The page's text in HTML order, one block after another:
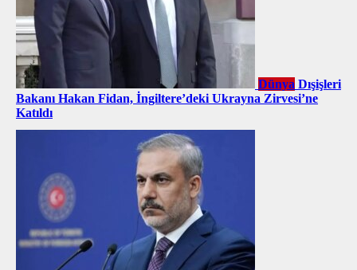
Dünya Dışişleri
Bakanı Hakan Fidan, İngiltere’deki Ukrayna Zirvesi’ne
Katıldı